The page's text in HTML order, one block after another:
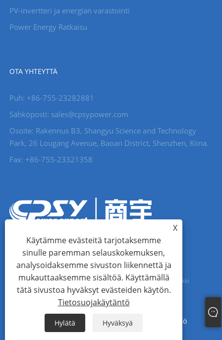
PV-invertteri ja energian varastointi
Power Energy Ratkaisu
OTA YHTEYTTÄ
Puh: +86-755-23282881
Sähköposti: sales@cpsypower.com
Osoite: Rakennus B3, Shangyu Science and Technology
Park, 26 Lougang Avenue, Baoan District, Shenzhen, Kiina.
Fax: +86-755-23321358
Copyright © 2023 Shangyu (Shenzhen) Technology Co., Ltd. Kaikki
Sitemap XML Tietosuojakäytäntö
X
Käytämme evästeitä tarjotaksemme
sinulle paremman selauskokemuksen,
analysoidaksemme sivuston liikennettä ja
mukauttaaksemme sisältöä. Käyttämällä
tätä sivustoa hyväksyt evästeiden käytön.
Tietosuojakäytäntö
Hylätä Hyväksyä